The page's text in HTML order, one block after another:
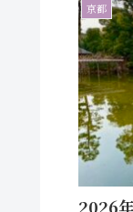
京都
2026